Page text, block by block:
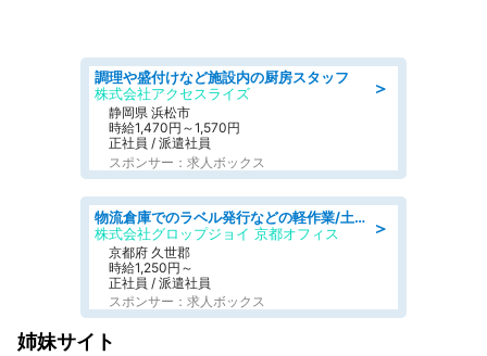
＞
調理や盛付けなど施設内の厨房スタッフ
株式会社アクセスライズ
静岡県 浜松市
時給1,470円～1,570円
正社員 / 派遣社員
スポンサー：求人ボックス
＞
物流倉庫でのラベル発行などの軽作業/土日祝休/残業なし/車通勤OK/交通費支給
株式会社グロップジョイ 京都オフィス
京都府 久世郡
時給1,250円～
正社員 / 派遣社員
スポンサー：求人ボックス
姉妹サイト